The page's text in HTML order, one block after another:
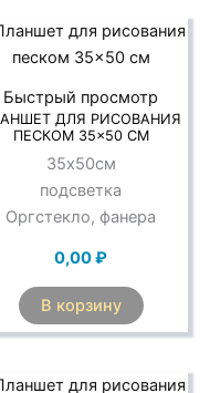
Быстрый просмотр
ДЛЯ РИСОВАНИЯ
ПЕСКОМ 35×50 СМ
35х50см
подсветка
Оргстекло, фанера
0,00₽
В корзину